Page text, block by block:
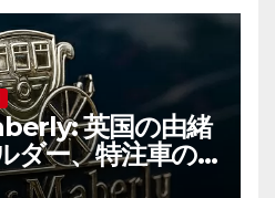
英国の由緒
ダー、特注車の